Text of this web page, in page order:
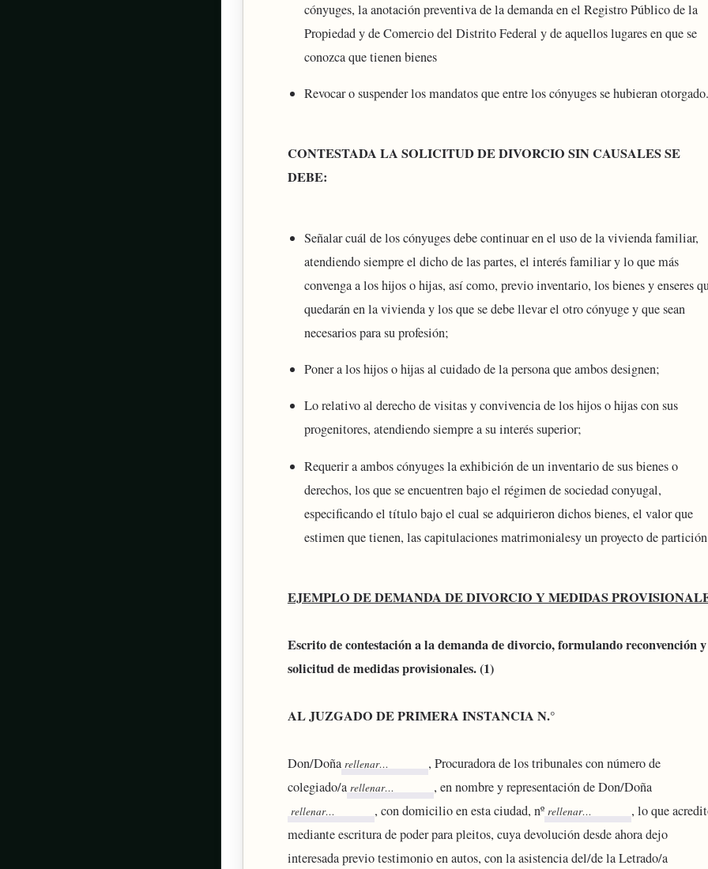
cónyuges, la anotación preventiva de la demanda en el Registro Público de la
Propiedad y de Comercio del Distrito Federal y de aquellos lugares en que se
conozca que tienen bienes
Revocar o suspender los mandatos que entre los cónyuges se hubieran
CONTESTADA LA SOLICITUD DE DIVORCIO SIN CAUSALES SE
DEBE:
Señalar cuál de los cónyuges debe continuar en el uso de la vivienda familiar,
atendiendo siempre el dicho de las partes, el interés familiar y lo que más
convenga a los hijos o hijas, así como, previo inventario, los bienes y enseres
quedarán en la vivienda y los que se debe llevar el otro cónyuge y que sean
necesarios para su profesión;
Poner a los hijos o hijas al cuidado de la persona que ambos designen;
Lo relativo al derecho de visitas y convivencia de los hijos o hijas con sus
progenitores, atendiendo siempre a su interés superior;
Requerir a ambos cónyuges la exhibición de un inventario de sus bienes o
derechos, los que se encuentren bajo el régimen de sociedad conyugal,
especificando el título bajo el cual se adquirieron dichos bienes, el valor que
estimen que tienen, las capitulaciones matrimonialesy un proyecto de
EJEMPLO DE DEMANDA DE DIVORCIO Y MEDIDAS
Escrito de contestación a la demanda de divorcio, formulando reconvención y
solicitud de medidas provisionales. (1)
AL JUZGADO DE PRIMERA INSTANCIA N.°
Don/Doña
, Procuradora de los tribunales con número de
colegiado/a
, en nombre y representación de Don/Doña
, con domicilio en esta ciudad, nº
, lo que
mediante escritura de poder para pleitos, cuya devolución desde ahora dejo
interesada previo testimonio en autos, con la asistencia del/de la Letrado/a